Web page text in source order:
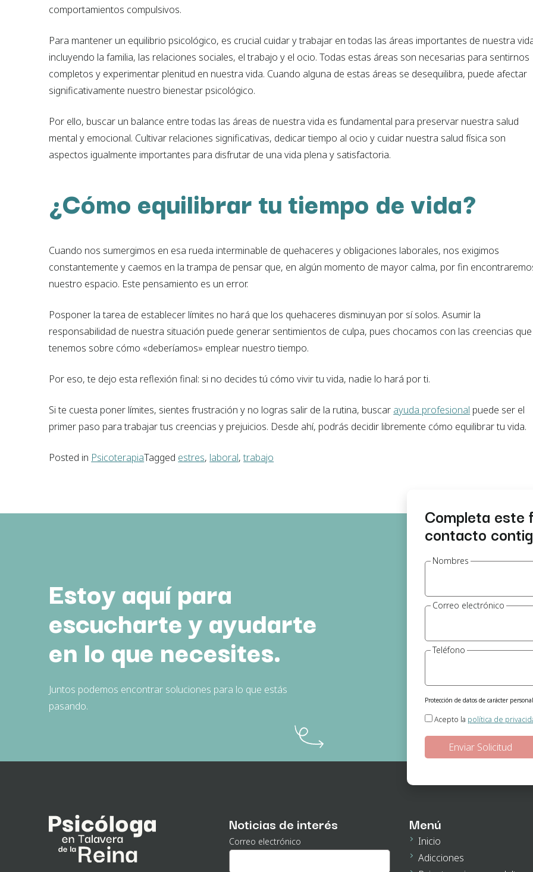
comportamientos compulsivos.
Para mantener un equilibrio psicológico, es crucial cuidar y trabajar en todas las áreas importantes de nuestra
incluyendo la familia, las relaciones sociales, el trabajo y el ocio. Todas estas áreas son necesarias para sentirnos
completos y experimentar plenitud en nuestra vida. Cuando alguna de estas áreas se desequilibra, puede afectar
significativamente nuestro bienestar psicológico.
Por ello, buscar un balance entre todas las áreas de nuestra vida es fundamental para preservar nuestra salud
mental y emocional. Cultivar relaciones significativas, dedicar tiempo al ocio y cuidar nuestra salud física son
aspectos igualmente importantes para disfrutar de una vida plena y satisfactoria.
¿Cómo equilibrar tu tiempo de vida?
Cuando nos sumergimos en esa rueda interminable de quehaceres y obligaciones laborales, nos exigimos
constantemente y caemos en la trampa de pensar que, en algún momento de mayor calma, por fin
nuestro espacio. Este pensamiento es un error.
Posponer la tarea de establecer límites no hará que los quehaceres disminuyan por sí solos. Asumir la
responsabilidad de nuestra situación puede generar sentimientos de culpa, pues chocamos con las creencias que
tenemos sobre cómo «deberíamos» emplear nuestro tiempo.
Por eso, te dejo esta reflexión final: si no decides tú cómo vivir tu vida, nadie lo hará por ti.
Si te cuesta poner límites, sientes frustración y no logras salir de la rutina, buscar ayuda profesional puede ser el
primer paso para trabajar tus creencias y prejuicios. Desde ahí, podrás decidir libremente cómo equilibrar tu vida.
Posted in PsicoterapiaTagged estres, laboral,trabajo
Estoy aquí para
escucharte y ayudarte
en lo que necesites.
Juntos podemos encontrar soluciones para lo que estás
pasando.
Completa este
contacto
Nombres
Correo electrónico
Teléfono
Protección de datos de carácter personal.
Finalidad:Gestión de las solicitudes
Destinatarios de los datos:
No existe
Derechos:Podrá ejercitar los derechos
Acepto la política de
Noticias de interés
Correo electrónico
Menú
Inicio
Adicciones